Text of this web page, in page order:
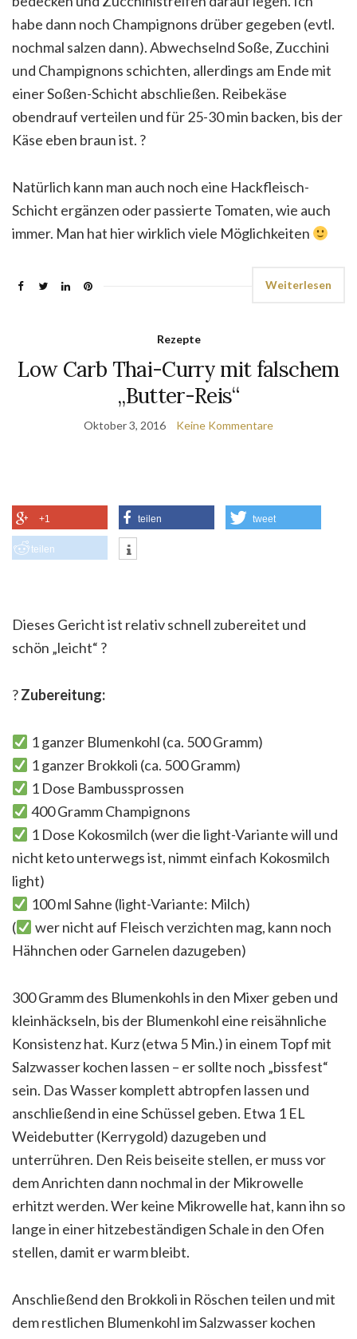
habe dann noch Champignons drüber gegeben (evtl.
nochmal salzen dann). Abwechselnd Soße, Zucchini
und Champignons schichten, allerdings am Ende mit
einer Soßen-Schicht abschließen. Reibekäse
obendrauf verteilen und für 25-30 min backen, bis der
Käse eben braun ist. ?
Natürlich kann man auch noch eine Hackfleisch-
Schicht ergänzen oder passierte Tomaten, wie auch
immer. Man hat hier wirklich viele Möglichkeiten
Weiterlesen
Rezepte
Low Carb Thai-Curry mit falschem
„Butter-Reis“
Oktober 3, 2016 Keine Kommentare
+1 teilen tweet
teilen
Dieses Gericht ist relativ schnell zubereitet und
schön „leicht“ ?
?Zubereitung:
1 ganzer Blumenkohl (ca. 500 Gramm)
1 ganzer Brokkoli (ca. 500 Gramm)
1 Dose Bambussprossen
400 Gramm Champignons
1 Dose Kokosmilch (wer die light-Variante will und
nicht keto unterwegs ist, nimmt einfach Kokosmilch
light)
100 ml Sahne (light-Variante: Milch)
(
wer nicht auf Fleisch verzichten mag, kann noch
Hähnchen oder Garnelen dazugeben)
300 Gramm des Blumenkohls in den Mixer geben und
kleinhäckseln, bis der Blumenkohl eine reisähnliche
Konsistenz hat. Kurz (etwa 5 Min.) in einem Topf mit
Salzwasser kochen lassen – er sollte noch „bissfest“
sein. Das Wasser komplett abtropfen lassen und
anschließend in eine Schüssel geben. Etwa 1 EL
Weidebutter (Kerrygold) dazugeben und
unterrühren. Den Reis beiseite stellen, er muss vor
dem Anrichten dann nochmal in der Mikrowelle
erhitzt werden. Wer keine Mikrowelle hat, kann ihn so
lange in einer hitzebeständigen Schale in den Ofen
stellen, damit er warm bleibt.
Anschließend den Brokkoli in Röschen teilen und mit
dem restlichen Blumenkohl im Salzwasser kochen